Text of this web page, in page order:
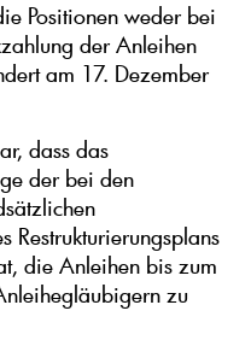
Positionen weder bei
der Anleihen
am 17. Dezember
dass das
der bei den
Restrukturierungsplans
die Anleihen bis zum
zu